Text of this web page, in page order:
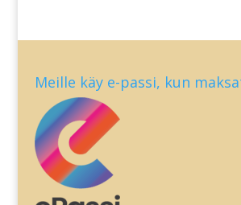
Meille käy e-passi, kun